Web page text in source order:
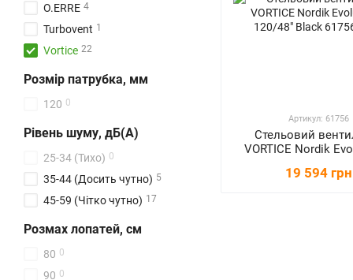
Артикул: 61756
Стельовий
VORTICE Nordik
19 594 грн
O.ERRE 4
Turbovent 1
Vortice 22
Розмір патрубка, мм
120 0
Рівень шуму, дБ(А)
25-34 (Тихо) 0
35-44 (Досить чутно) 5
45-59 (Чітко чутно) 17
Розмах лопатей, см
80 0
90 0